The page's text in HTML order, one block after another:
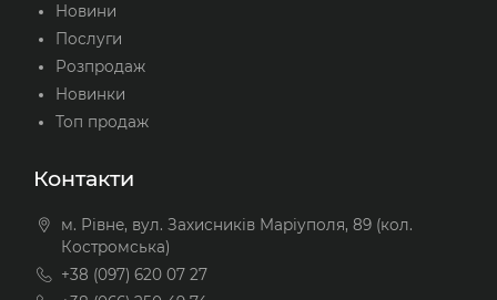
Новини
Послуги
Розпродаж
Новинки
Топ продаж
Контакти
м. Рівне, вул. Захисників Маріуполя, 89 (кол.
Костромська)
+38 (097) 620 07 27